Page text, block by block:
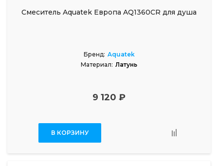
Смеситель Aquatek Европа AQ1360CR для душа
Бренд: Aquatek
Материал: Латунь
9 120 ₽
В КОРЗИНУ